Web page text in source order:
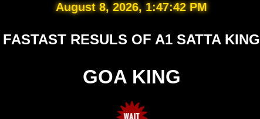
August 8, 2026, 1:47:42 PM
FASTAST RESULS OF A1 SATTA KING
GOA KING